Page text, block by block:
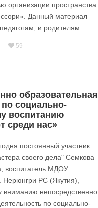
организации пространства
Данный материал
и родителям.
59
образовательная
социально-
воспитанию
среди нас»
постоянный участник
своего дела" Семкова
воспитатель МДОУ
РС (Якутия),
вниманию непосредственно
по социально-